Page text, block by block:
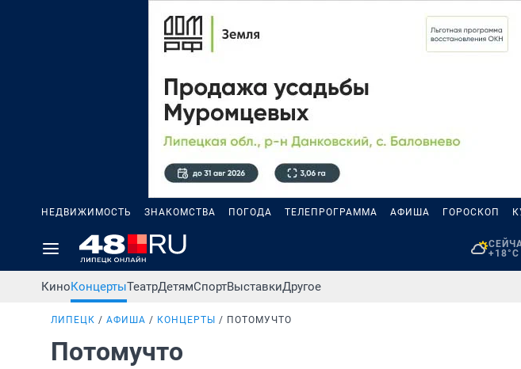
НЕДВИЖИМОСТЬ ЗНАКОМСТВА ПОГОДА ТЕЛЕПРОГРАММА АФИША ГОРОСКОП
+18°C
КиноКонцертыТеатрДетямСпортВыставкиДругое
ЛИПЕЦК АФИША КОНЦЕРТЫ ПОТОМУЧТО
Потомучто